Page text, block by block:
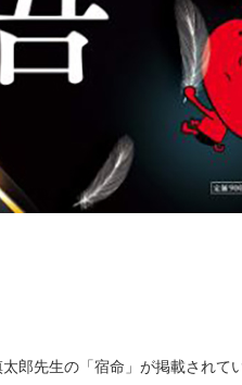
郎先生の「宿命」が掲載されて